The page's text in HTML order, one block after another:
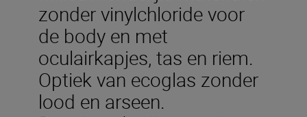
zonder vinylchloride voor
de body en met
oculairkapjes, tas en riem.
Optiek van ecoglas zonder
lood en arseen.